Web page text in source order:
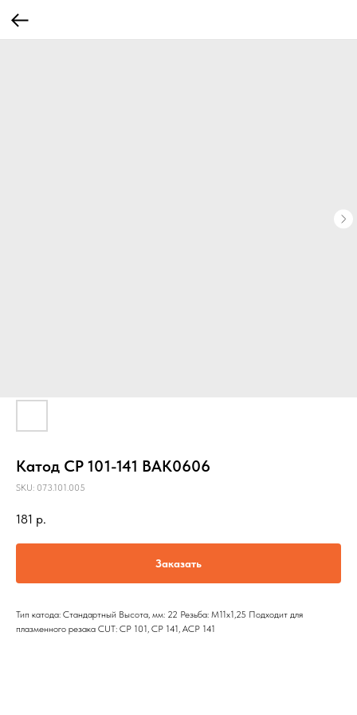
Катод CP 101-141 BAK0606
SKU: 073.101.005
181 р.
Заказать
Тип катода: Стандартный Высота, мм: 22 Резьба: M11х1,25 Подходит для
плазменного резака CUT: CP 101, CP 141, ACP 141